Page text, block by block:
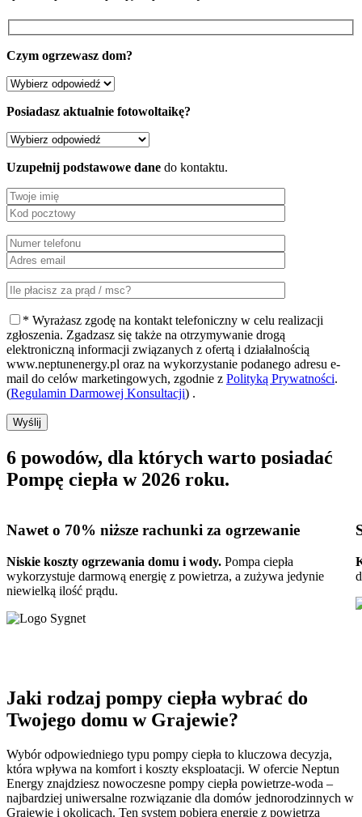
Czym ogrzewasz dom?
Posiadasz aktualnie fotowoltaikę?
Uzupełnij podstawowe dane do kontaktu.
* Wyrażasz zgodę na kontakt telefoniczny w celu realizacji
zgłoszenia. Zgadzasz się także na otrzymywanie drogą
elektroniczną informacji związanych z ofertą i działalnością
www.neptunenergy.pl oraz na wykorzystanie podanego adresu e-
mail do celów marketingowych, zgodnie z Polityką Prywatności.
(Regulamin Darmowej Konsultacji) .
Wyślij
6 powodów, dla których warto posiadać
Pompę ciepła w 2026 roku.
Nawet o 70% niższe rachunki za ogrzewanie
Niskie koszty ogrzewania domu i wody. Pompa ciepła
wykorzystuje darmową energię z powietrza, a zużywa jedynie
niewielką ilość prądu.
Jaki rodzaj pompy ciepła wybrać do
Twojego domu w Grajewie?
Wybór odpowiedniego typu pompy ciepła to kluczowa decyzja,
która wpływa na komfort i koszty eksploatacji. W ofercie Neptun
Energy znajdziesz nowoczesne pompy ciepła powietrze-woda –
najbardziej uniwersalne rozwiązanie dla domów jednorodzinnych w
Grajewie i okolicach. Ten system pobiera energię z powietrza